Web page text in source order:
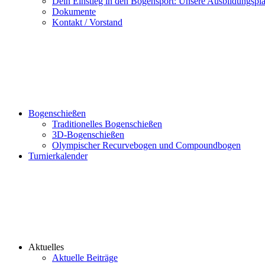
Dokumente
Kontakt / Vorstand
Bogenschießen
Traditionelles Bogenschießen
3D-Bogenschießen
Olympischer Recurvebogen und Compoundbogen
Turnierkalender
Aktuelles
Aktuelle Beiträge